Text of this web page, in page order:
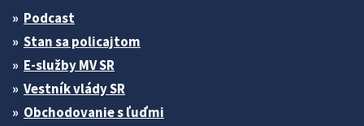
Podcast
Stan sa policajtom
E-služby MV SR
Vestník vlády SR
Obchodovanie s ľuďmi